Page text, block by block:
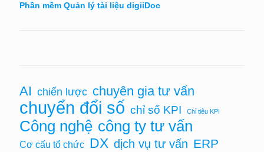
Phần mềm Quản lý tài liệu digiiDoc
AI chiến lược chuyên gia tư vấn
chuyển đổi số chỉ số KPI Chỉ tiêu KPI
Công nghệ công ty tư vấn
Cơ cấu tổ chức DX dịch vụ tư vấn ERP